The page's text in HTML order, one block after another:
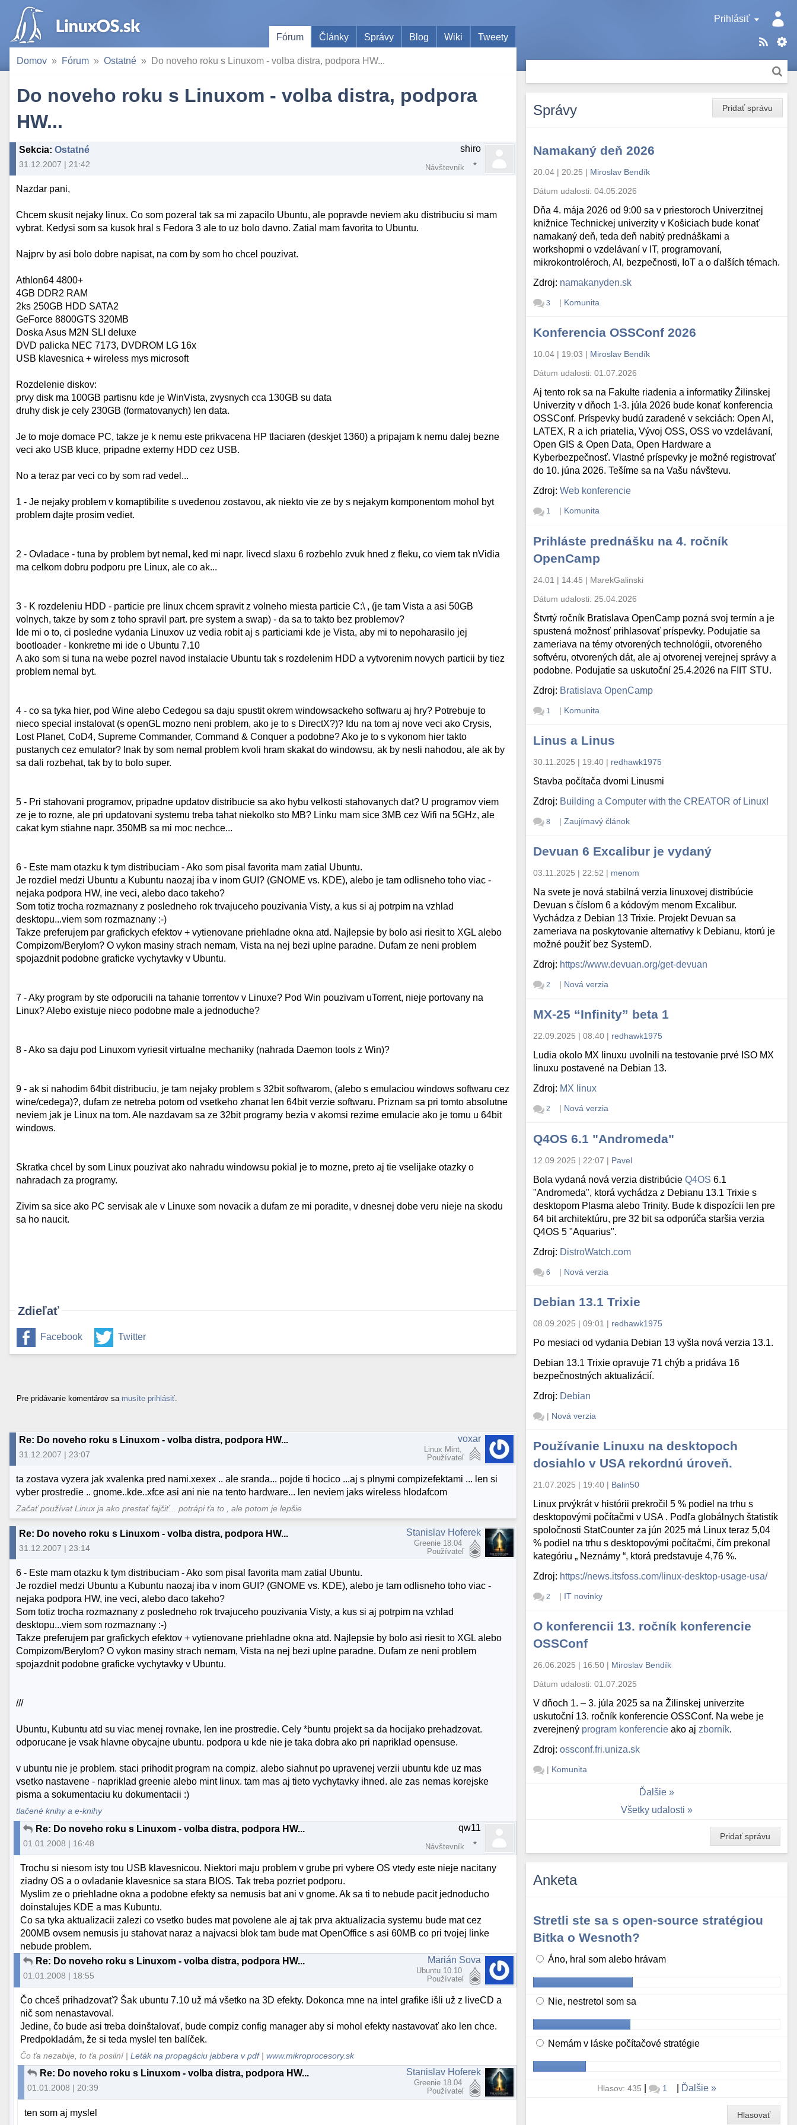
Prihlásiť
Fórum
Články Správy Blog Wiki Tweety
Domov Fórum Ostatné Do noveho roku s Linuxom - volba distra, podpora HW...
Do noveho roku s Linuxom - volba distra, podpora
HW...
Sekcia: Ostatné
31.12.2007 | 21:42
shiro
Návštevník
Nazdar pani,
Chcem skusit nejaky linux. Co som pozeral tak sa mi zapacilo Ubuntu, ale popravde neviem aku distribuciu si mam
vybrat. Kedysi som sa kusok hral s Fedora 3 ale to uz bolo davno. Zatial mam favorita to Ubuntu.
Najprv by asi bolo dobre napisat, na com by som ho chcel pouzivat.
Athlon64 4800+
4GB DDR2 RAM
2ks 250GB HDD SATA2
GeForce 8800GTS 320MB
Doska Asus M2N SLI deluxe
DVD palicka NEC 7173, DVDROM LG 16x
USB klavesnica + wireless mys microsoft
Rozdelenie diskov:
prvy disk ma 100GB partisnu kde je WinVista, zvysnych cca 130GB su data
druhy disk je cely 230GB (formatovanych) len data.
Je to moje domace PC, takze je k nemu este prikvacena HP tlaciaren (deskjet 1360) a pripajam k nemu dalej bezne
veci ako USB kluce, pripadne externy HDD cez USB.
No a teraz par veci co by som rad vedel...
1 - Je nejaky problem v komaptibilite s uvedenou zostavou, ak niekto vie ze by s nejakym komponentom mohol byt
problem dajte prosim vediet.
2 - Ovladace - tuna by problem byt nemal, ked mi napr. livecd slaxu 6 rozbehlo zvuk hned z fleku, co viem tak nVidia
ma celkom dobru podporu pre Linux, ale co ak...
3 - K rozdeleniu HDD - particie pre linux chcem spravit z volneho miesta particie C:\ , (je tam Vista a asi 50GB
volnych, takze by som z toho spravil part. pre system a swap) - da sa to takto bez problemov?
Ide mi o to, ci posledne vydania Linuxov uz vedia robit aj s particiami kde je Vista, aby mi to nepoharasilo jej
bootloader - konkretne mi ide o Ubuntu 7.10
A ako som si tuna na webe pozrel navod instalacie Ubuntu tak s rozdelenim HDD a vytvorenim novych particii by tiez
problem nemal byt.
4 - co sa tyka hier, pod Wine alebo Cedegou sa daju spustit okrem windowsackeho softwaru aj hry? Potrebuje to
nieco special instalovat (s openGL mozno neni problem, ako je to s DirectX?)? Idu na tom aj nove veci ako Crysis,
Lost Planet, CoD4, Supreme Commander, Command & Conquer a podobne? Ako je to s vykonom hier takto
pustanych cez emulator? Inak by som nemal problem kvoli hram skakat do windowsu, ak by nesli nahodou, ale ak by
sa dali rozbehat, tak by to bolo super.
5 - Pri stahovani programov, pripadne updatov distribucie sa ako hybu velkosti stahovanych dat? U programov viem
ze je to rozne, ale pri updatovani systemu treba tahat niekolko sto MB? Linku mam sice 3MB cez Wifi na 5GHz, ale
cakat kym stiahne napr. 350MB sa mi moc nechce...
6 - Este mam otazku k tym distribuciam - Ako som pisal favorita mam zatial Ubuntu.
Je rozdiel medzi Ubuntu a Kubuntu naozaj iba v inom GUI? (GNOME vs. KDE), alebo je tam odlisneho toho viac -
nejaka podpora HW, ine veci, alebo daco takeho?
Som totiz trocha rozmaznany z posledneho rok trvajuceho pouzivania Visty, a kus si aj potrpim na vzhlad
desktopu...viem som rozmaznany :-)
Takze preferujem par grafickych efektov + vytienovane priehladne okna atd. Najlepsie by bolo asi riesit to XGL alebo
Compizom/Berylom? O vykon masiny strach nemam, Vista na nej bezi uplne paradne. Dufam ze neni problem
spojazdnit podobne graficke vychytavky v Ubuntu.
7 - Aky program by ste odporucili na tahanie torrentov v Linuxe? Pod Win pouzivam uTorrent, nieje portovany na
Linux? Alebo existuje nieco podobne male a jednoduche?
8 - Ako sa daju pod Linuxom vyriesit virtualne mechaniky (nahrada Daemon tools z Win)?
9 - ak si nahodim 64bit distribuciu, je tam nejaky problem s 32bit softwarom, (alebo s emulaciou windows softwaru cez
wine/cedega)?, dufam ze netreba potom od vsetkeho zhanat len 64bit verzie softwaru. Priznam sa pri tomto absolutne
neviem jak je Linux na tom. Ale nazdavam sa ze 32bit programy bezia v akomsi rezime emulacie ako je tomu u 64bit
windows.
Skratka chcel by som Linux pouzivat ako nahradu windowsu pokial je to mozne, preto aj tie vselijake otazky o
nahradach za programy.
Zivim sa sice ako PC servisak ale v Linuxe som novacik a dufam ze mi poradite, v dnesnej dobe veru nieje na skodu
sa ho naucit.
Zdieľať
Facebook Twitter
Pre pridávanie komentárov sa musíte prihlásiť
Re: Do noveho roku s Linuxom - volba distra, podpora HW...
31.12.2007 | 23:07
voxar
Linux Mint,
Používateľ
ta zostava vyzera jak xvalenka pred nami.xexex .. ale sranda... pojde ti hocico ...aj s plnymi compizefektami ... len si
vyber prostredie .. gnome..kde..xfce asi ani nie na tento hardware... len neviem jaks wireless hlodafcom
Začať používat Linux ja ako prestať fajčiť... potrápi ťa to , ale potom je lepšie
Re: Do noveho roku s Linuxom - volba distra, podpora HW...
31.12.2007 | 23:14
Stanislav Hoferek
Greenie 18.04
Používateľ
6 - Este mam otazku k tym distribuciam - Ako som pisal favorita mam zatial Ubuntu.
Je rozdiel medzi Ubuntu a Kubuntu naozaj iba v inom GUI? (GNOME vs. KDE), alebo je tam odlisneho toho viac -
nejaka podpora HW, ine veci, alebo daco takeho?
Som totiz trocha rozmaznany z posledneho rok trvajuceho pouzivania Visty, a kus si aj potrpim na vzhlad
desktopu...viem som rozmaznany :-)
Takze preferujem par grafickych efektov + vytienovane priehladne okna atd. Najlepsie by bolo asi riesit to XGL alebo
Compizom/Berylom? O vykon masiny strach nemam, Vista na nej bezi uplne paradne. Dufam ze neni problem
spojazdnit podobne graficke vychytavky v Ubuntu.
///
Ubuntu, Kubuntu atd su viac menej rovnake, len ine prostredie. Cely *buntu projekt sa da hocijako prehadzovat.
odporucane je vsak hlavne obycajne ubuntu. podpora u kde nie je taka dobra ako pri napriklad opensuse.
v ubuntu nie je problem. staci prihodit program na compiz. alebo siahnut po upravenej verzii ubuntu kde uz mas
vsetko nastavene - napriklad greenie alebo mint linux. tam mas aj tieto vychytavky ihned. ale zas nemas korejske
pisma a sokumentaciu ku dokumentacii :)
tlačené knihy a e-knihy
Re: Do noveho roku s Linuxom - volba distra, podpora HW...
01.01.2008 | 16:48
qw11
Návštevník
Trochu si niesom isty tou USB klavesnicou. Niektori maju problem v grube pri vybere OS vtedy este nieje nacitany
ziadny OS a o ovladanie klavesnice sa stara BIOS. Tak treba pozriet podporu.
Myslim ze o priehladne okna a podobne efekty sa nemusis bat ani v gnome. Ak sa ti to nebude pacit jednoducho
doinstalujes KDE a mas Kubuntu.
Co sa tyka aktualizacii zalezi co vsetko budes mat povolene ale aj tak prva aktualizacia systemu bude mat cez
200MB ovsem nemusis ju stahovat naraz a najvacsi blok tam bude mat OpenOffice s asi 60MB co pri tvojej linke
nebude problem.
Re: Do noveho roku s Linuxom - volba distra, podpora HW...
01.01.2008 | 18:55
Marián Sova
Ubuntu 10.10
Používateľ
Čo chceš prihadzovať? Šak ubuntu 7.10 už má všetko na 3D efekty. Dokonca mne na intel grafike išli už z liveCD a
nič som nenastavoval.
Jedine, čo bude asi treba doinštalovať, bude compiz config manager aby si mohol efekty nastavovať ako len chce.
Predpokladám, že si teda myslel ten balíček.
Čo ťa nezabije, to ťa posilní |Leták na propagáciu jabbera v pdf|www.mikroprocesory.sk
Re: Do noveho roku s Linuxom - volba distra, podpora HW...
01.01.2008 | 20:39
Stanislav Hoferek
Greenie 18.04
Používateľ
ten som aj myslel
Pridať správu
Správy
Namakaný deň 2026
20.04 | 20:25 | Miroslav Bendík
Dátum udalosti:04.05.2026
Dňa 4. mája 2026 od 9:00 sa v priestoroch Univerzitnej
knižnice Technickej univerzity v Košiciach bude konať
namakaný deň, teda deň nabitý prednáškami a
workshopmi o vzdelávaní v IT, programovaní,
mikrokontroléroch, AI, bezpečnosti, IoT a o ďalších témach.
Zdroj: namakanyden.sk
3 | Komunita
Konferencia OSSConf 2026
10.04 | 19:03 | Miroslav Bendík
Dátum udalosti:01.07.2026
Aj tento rok sa na Fakulte riadenia a informatiky Žilinskej
Univerzity v dňoch 1-3. júla 2026 bude konať konferencia
OSSConf. Príspevky budú zaradené v sekciách: Open AI,
LATEX, R a ich priatelia, Vývoj OSS, OSS vo vzdelávaní,
Open GIS & Open Data, Open Hardware a
Kyberbezpečnosť. Vlastné príspevky je možné registrovať
do 10. júna 2026. Tešíme sa na Vašu návštevu.
Zdroj:Web konferencie
1 | Komunita
Prihláste prednášku na 4. ročník
OpenCamp
24.01 | 14:45 | MarekGalinski
Dátum udalosti: 25.04.2026
Štvrtý ročník Bratislava OpenCamp pozná svoj termín a je
spustená možnosť prihlasovať príspevky. Podujatie sa
zameriava na témy otvorených technológii, otvoreného
softvéru, otvorených dát, ale aj otvorenej verejnej správy a
podobne. Podujatie sa uskutoční 25.4.2026 na FIIT STU.
Zdroj: Bratislava OpenCamp
1 | Komunita
Linus a Linus
30.11.2025 | 19:40 | redhawk1975
Stavba počítača dvomi Linusmi
Zdroj: Building a Computer with the CREATOR of Linux!
8 | Zaujímavý článok
Devuan 6 Excalibur je vydaný
03.11.2025 | 22:52 | menom
Na svete je nová stabilná verzia linuxovej distribúcie
Devuan s číslom 6 a kódovým menom Excalibur.
Vychádza z Debian 13 Trixie. Projekt Devuan sa
zameriava na poskytovanie alternatívy k Debianu, ktorú je
možné použiť bez SystemD.
Zdroj: https://www.devuan.org/get-devuan
2 | Nová verzia
MX-25 “Infinity” beta 1
22.09.2025 | 08:40 | redhawk1975
Ludia okolo MX linuxu uvolnili na testovanie prvé ISO MX
linuxu postavené na Debian 13.
Zdroj: MX linux
2 | Nová verzia
Q4OS 6.1 "Andromeda"
12.09.2025 | 22:07 | Pavel
Bola vydaná nová verzia distribúcieQ4OS 6.1
"Andromeda", ktorá vychádza z Debianu 13.1 Trixie s
desktopom Plasma alebo Trinity. Bude k dispozícii len pre
64 bit architektúru, pre 32 bit sa odporúča staršia verzia
Q4OS 5 "Aquarius".
Zdroj: DistroWatch.com
6 | Nová verzia
Debian 13.1 Trixie
08.09.2025 | 09:01 | redhawk1975
Po mesiaci od vydania Debian 13 vyšla nová verzia 13.1.
Debian 13.1 Trixie opravuje 71 chýb a pridáva 16
bezpečnostných aktualizácií.
Zdroj: Debian
| Nová verzia
Používanie Linuxu na desktopoch
dosiahlo v USA rekordnú úroveň.
21.07.2025 | 19:40 | Balin50
Linux prvýkrát v histórii prekročil 5 % podiel na trhu s
desktopovými počítačmi v USA . Podľa globálnych štatistík
spoločnosti StatCounter za jún 2025 má Linux teraz 5,04
% podiel na trhu s desktopovými počítačmi, čím prekonal
kategóriu „ Neznámy “, ktorá predstavuje 4,76 %.
Zdroj: https://news.itsfoss.com/linux-desktop-usage-usa/
2 | IT novinky
O konferencii 13. ročník konferencie
OSSConf
26.06.2025 | 16:50 | Miroslav Bendík
Dátum udalosti:01.07.2025
V dňoch 1. – 3. júla 2025 sa na Žilinskej univerzite
uskutoční 13. ročník konferencie OSSConf. Na webe je
zverejnený program konferencie ako aj zborník.
Zdroj:ossconf.fri.uniza.sk
| Komunita
Ďalšie
Všetky udalosti
Pridať správu
Anketa
Stretli ste sa s open-source stratégiou
Bitka o Wesnoth?
Áno, hral som alebo hrávam
Nie, nestretol som sa
Nemám v láske počítačové stratégie
Hlasov: 435 | 1 Ďalšie
Hlasovať